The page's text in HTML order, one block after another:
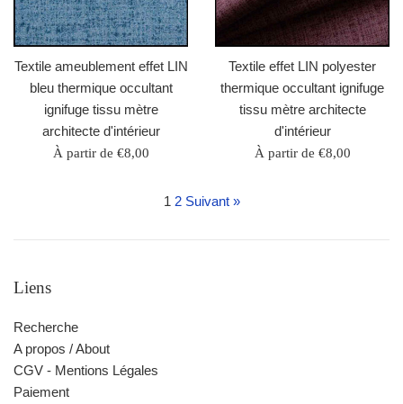
Textile ameublement effet LIN
bleu thermique occultant
ignifuge tissu mètre
architecte d'intérieur
À partir de €8,00
Textile effet LIN polyester
thermique occultant ignifuge
tissu mètre architecte
d'intérieur
À partir de €8,00
1 2 Suivant »
Liens
Recherche
A propos / About
CGV - Mentions Légales
Paiement